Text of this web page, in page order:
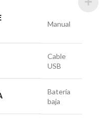
Manual
Cable
USB
Batería
baja